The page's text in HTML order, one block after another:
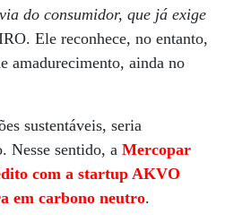
do consumidor, que já exige
Ele reconhece, no entanto,
amadurecimento, ainda no
sustentáveis, seria
Nesse sentido, a Mercopar
com a startup AKVO
em carbono neutro.